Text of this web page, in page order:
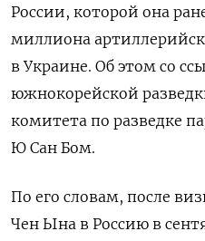
России, которой она
миллиона
в Украине. Об этом со
южнокорейской
комитета по разведке
Ю Сан Бом.
По его словам, после
Чен Ына в Россию в